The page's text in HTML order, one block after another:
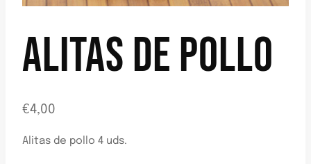
ALITAS DE POLLO
€4,00
Alitas de pollo 4 uds.